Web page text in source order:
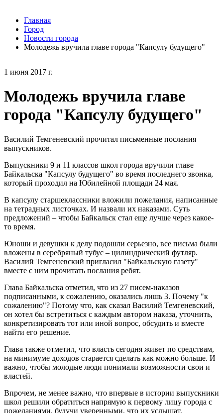
1 июня 2017 г.
Молодежь вручила главе
города "Капсулу будущего"
Василий Темгеневский прочитал письменные послания
выпускников.
Выпускники 9 и 11 классов школ города вручили главе
Байкальска "Капсулу будущего" во время последнего звонка,
который проходил на Юбилейной площади 24 мая.
В капсулу старшеклассники вложили пожелания, написанные
на тетрадных листочках. И назвали их наказами. Суть
предложений – чтобы Байкальск стал еще лучше через какое-
то время.
Юноши и девушки к делу подошли серьезно, все письма были
вложены в серебряный тубус – цилиндрический футляр.
Василий Темгеневский пригласил "Байкальскую газету"
вместе с ним прочитать послания ребят.
Глава Байкальска отметил, что из 27 писем-наказов
подписанными, к сожалению, оказались лишь 3. Почему "к
сожалению"? Потому что, как сказал Василий Темгеневский,
он хотел бы встретиться с каждым автором наказа, уточнить,
конкретизировать тот или иной вопрос, обсудить и вместе
найти его решение.
Глава также отметил, что власть сегодня живет по средствам,
на минимуме доходов старается сделать как можно больше. И
важно, чтобы молодые люди понимали возможности свои и
властей.
Впрочем, не менее важно, что впервые в истории выпускники
школ решили обратиться напрямую к первому лицу города с
пожеланиями, будучи уверенными, что их услышат.
Главная
Город
Новости города
Молодежь вручила главе города "Капсулу будущего"